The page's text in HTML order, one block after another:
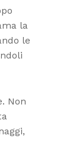
la
le
Non